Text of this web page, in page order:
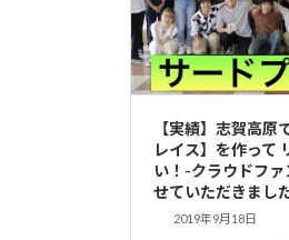
【実績】志賀高
レイス】を作って
い！-クラウドファ
せていただきまし
2019年9月18日